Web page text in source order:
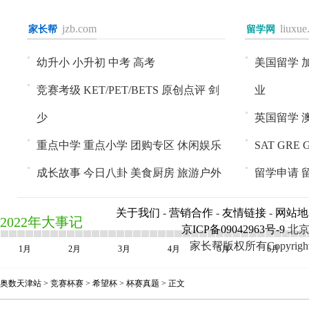
家长帮 jzb.com
进入>>
幼升小 小升初 中考 高考
竞赛考级 KET/PET/BETS 原创点评 剑
少
重点中学 重点小学 团购专区 休闲娱乐
成长故事 今日八卦 美食厨房 旅游户外
留学网
进入>>
美国留学
业
英国留学
SAT GRE
留学申请
关于我们 - 营销合作 - 友情链接 - 网站
京ICP备09042963号-9北京
家长帮版权所有
2022年大事记
1月 2月 3月 4月 5月 6月
奥数天津站 > 竞赛杯赛 > 希望杯 > 杯赛真题 > 正文